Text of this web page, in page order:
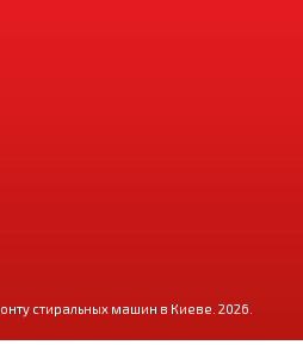
стиральных машин в Киеве. 2026.